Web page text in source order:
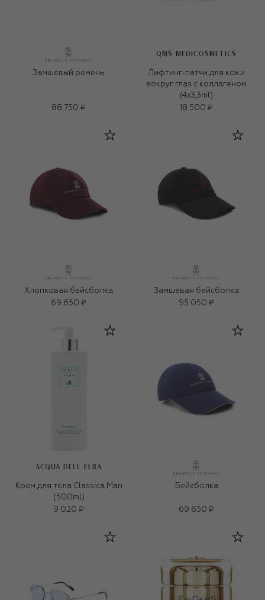
Замшевый ремень
88 750 ₽
QMS MEDICOSMETICS
Лифтинг-патчи для кожи
вокруг глаз с коллагеном
(4x3,3ml)
18 500 ₽
Хлопковая бейсболка
69 650 ₽
Замшевая бейсболка
95 050 ₽
ACQUA DELL ELBA
Крем для тела Classica Man
(500ml)
9 020 ₽
Бейсболка
69 650 ₽